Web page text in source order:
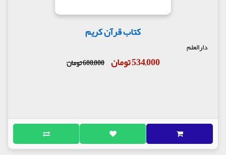
کتاب قرآن کریم
دارالعلم
534,000 تومان 600,000 تومان